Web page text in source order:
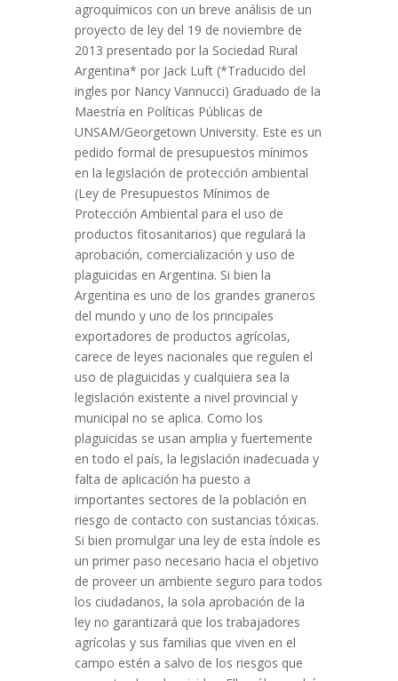
agroquímicos con un breve análisis de un
proyecto de ley del 19 de noviembre de
2013 presentado por la Sociedad Rural
Argentina* por Jack Luft (*Traducido del
ingles por Nancy Vannucci) Graduado de la
Maestría en Políticas Públicas de
UNSAM/Georgetown University. Este es un
pedido formal de presupuestos mínimos
en la legislación de protección ambiental
(Ley de Presupuestos Mínimos de
Protección Ambiental para el uso de
productos fitosanitarios) que regulará la
aprobación, comercialización y uso de
plaguicidas en Argentina. Si bien la
Argentina es uno de los grandes graneros
del mundo y uno de los principales
exportadores de productos agrícolas,
carece de leyes nacionales que regulen el
uso de plaguicidas y cualquiera sea la
legislación existente a nivel provincial y
municipal no se aplica. Como los
plaguicidas se usan amplia y fuertemente
en todo el país, la legislación inadecuada y
falta de aplicación ha puesto a
importantes sectores de la población en
riesgo de contacto con sustancias tóxicas.
Si bien promulgar una ley de esta índole es
un primer paso necesario hacia el objetivo
de proveer un ambiente seguro para todos
los ciudadanos, la sola aprobación de la
ley no garantizará que los trabajadores
agrícolas y sus familias que viven en el
campo estén a salvo de los riesgos que